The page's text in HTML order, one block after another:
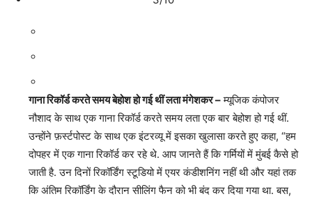
गाना रिकॉर्ड करते समय बेहोश हो गई थीं लता मंगेशकर –म्यूजिक कंपोजर
नौशाद के साथ एक गाना रिकॉर्ड करते समय लता एक बार बेहोश हो गई थीं.
उन्होंने फ़र्स्टपोस्ट के साथ एक इंटरव्यू में इसका खुलासा करते हुए कहा, “हम
दोपहर में एक गाना रिकॉर्ड कर रहे थे. आप जानते हैं कि गर्मियों में मुंबई कैसे हो
जाती है. उन दिनों रिकॉर्डिंग स्टूडियो में एयर कंडीशनिंग नहीं थी और यहां तक
कि अंतिम रिकॉर्डिंग के दौरान सीलिंग फैन को भी बंद कर दिया गया था. बस,